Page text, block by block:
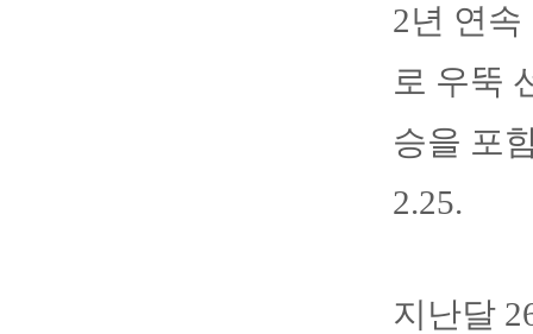
2년 연
로 우뚝
승을 포
2.25.
지난달